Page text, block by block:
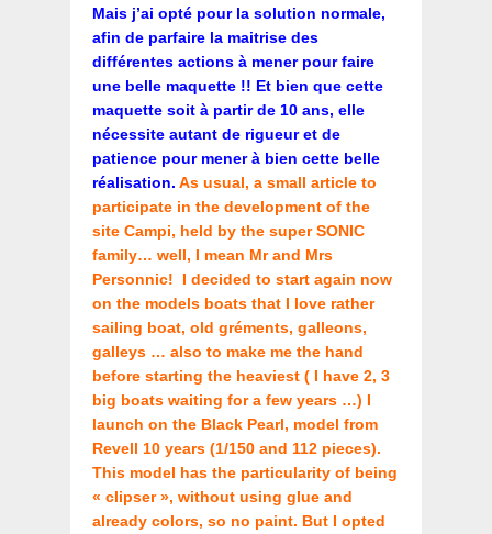
Mais j’ai opté pour la solution normale,
afin de parfaire la maitrise des
différentes actions à mener pour faire
une belle maquette !! Et bien que cette
maquette soit à partir de 10 ans, elle
nécessite autant de rigueur et de
patience pour mener à bien cette belle
réalisation. As usual, a small article to
participate in the development of the
site Campi, held by the super SONIC
family… well, I mean Mr and Mrs
Personnic! I decided to start again now
on the models boats that I love rather
sailing boat, old gréments, galleons,
galleys … also to make me the hand
before starting the heaviest ( I have 2, 3
big boats waiting for a few years …) I
launch on the Black Pearl, model from
Revell 10 years (1/150 and 112 pieces).
This model has the particularity of being
« clipser », without using glue and
already colors, so no paint. But I opted